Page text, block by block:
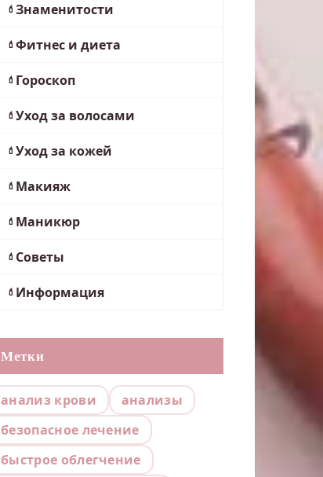
Знаменитости
Фитнес и диета
Гороскоп
Уход за волосами
Уход за кожей
Макияж
Маникюр
Советы
Информация
Метки
анализ крови
анализы
безопасное лечение
быстрое облегчение